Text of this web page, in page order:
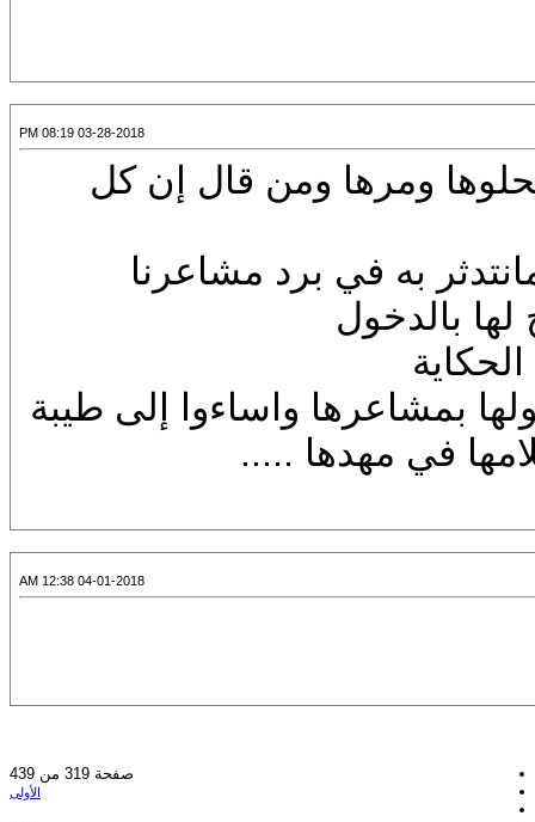
03-28-2018 08:19 PM
ومرها ومن قال إن كل
به في برد مشاعرنا
بالدخول
بمشاعرها واساءوا إلى طيبة
في مهدها .....
04-01-2018 12:38 AM
صفحة 319 من 439
الأولى